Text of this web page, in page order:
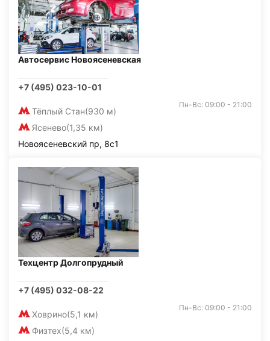
Автосервис Новоясеневская
+7 (495) 023-10-01
Тёплый Стан(930 м)
Ясенево(1,35 км)
Пн-Вс: 09:00 - 21:00
Новоясеневский пр, 8с1
Техцентр Долгопрудный
+7 (495) 032-08-22
Ховрино(5,1 км)
Физтех(5,4 км)
Пн-Вс: 09:00 - 21:00